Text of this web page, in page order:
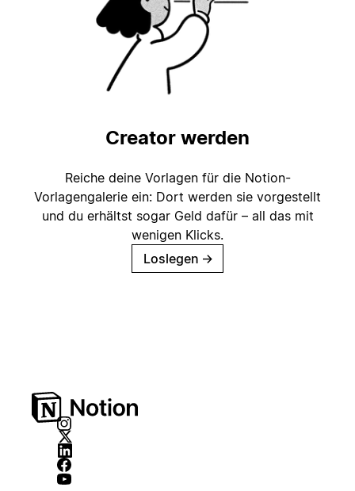
Creator werden
Reiche deine Vorlagen für die Notion-
Vorlagengalerie ein: Dort werden sie vorgestellt
und du erhältst sogar Geld dafür – all das mit
wenigen Klicks.
Loslegen →